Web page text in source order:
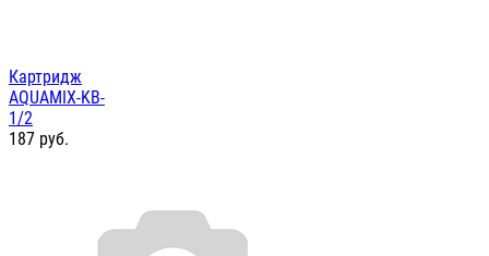
Картридж
AQUAMIX-KB-
1/2
187 руб.